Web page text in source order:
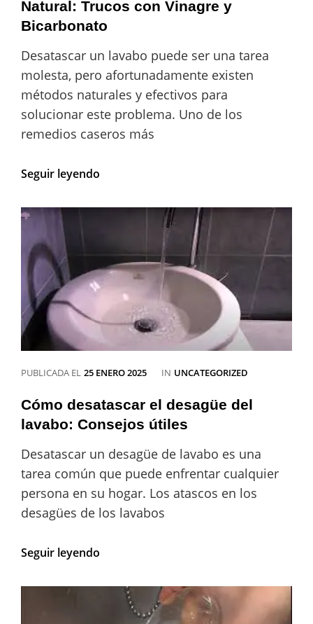
Natural: Trucos con Vinagre y
Bicarbonato
Desatascar un lavabo puede ser una tarea
molesta, pero afortunadamente existen
métodos naturales y efectivos para
solucionar este problema. Uno de los
remedios caseros más
Seguir leyendo
Trucos
con
Vinagre
Bicarbonato
PUBLICADA EL 25 ENERO 2025 IN CATEGORÍAS
UNCATEGORIZED
Cómo desatascar el desagüe del
lavabo: Consejos útiles
Desatascar un desagüe de lavabo es una
tarea común que puede enfrentar cualquier
persona en su hogar. Los atascos en los
desagües de los lavabos
Seguir leyendo
desagüe